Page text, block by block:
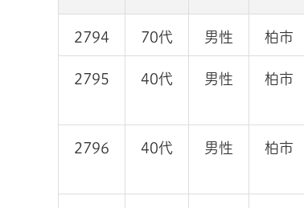
2794 70代 男性 柏市
2795 40代 男性 柏市
2796 40代 男性 柏市